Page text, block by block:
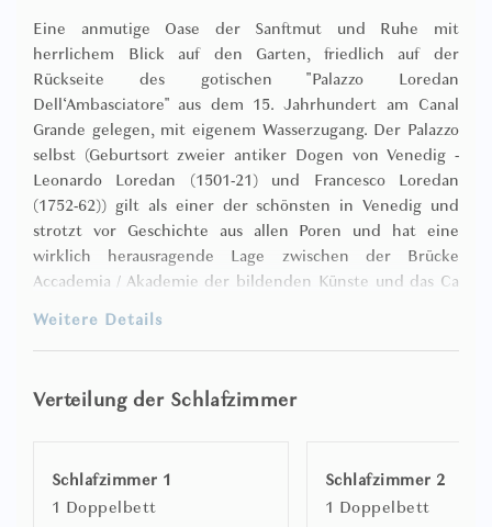
Eine anmutige Oase der Sanftmut und Ruhe mit
herrlichem Blick auf den Garten, friedlich auf der
Rückseite des gotischen "Palazzo Loredan
Dell‘Ambasciatore" aus dem 15. Jahrhundert am Canal
Grande gelegen, mit eigenem Wasserzugang. Der Palazzo
selbst (Geburtsort zweier antiker Dogen von Venedig -
Leonardo Loredan (1501-21) und Francesco Loredan
(1752-62)) gilt als einer der schönsten in Venedig und
strotzt vor Geschichte aus allen Poren und hat eine
wirklich herausragende Lage zwischen der Brücke
Accademia / Akademie der bildenden Künste und das Ca
'Rezzonico Museum für Kunst des 18. Jahrhunderts /
Vaporetto-Haltestelle, in der Nähe vom Campo San
Barnaba und gegenüber dem Palazzo Grassi Museum für
Eigentümers, die jeweils von der ergänzenden Kulisse aus
sonnigem Mimosengelb, lebhaftem preußischem Blau,
Weitere Details
Verteilung der Schlafzimmer
Schlafzimmer 1
1 Doppelbett
Schlafzimmer 2
1 Doppelbett